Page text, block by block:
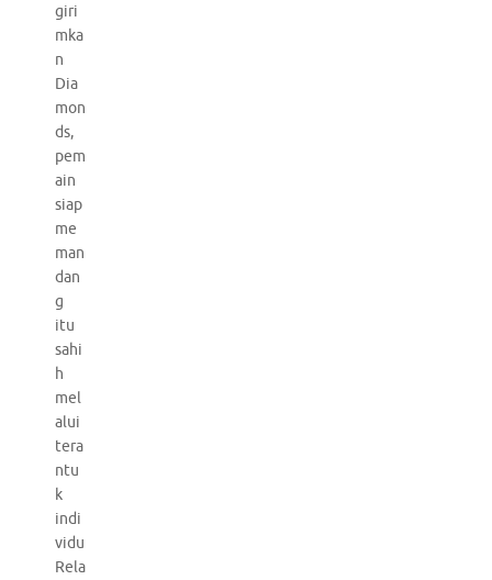
giri
mka
n
Dia
mon
ds,
pem
ain
siap
me
man
dan
g
itu
sahi
h
mel
alui
tera
ntu
k
indi
vidu
Rela